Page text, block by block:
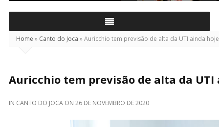
Home » Canto do Joca »Auricchio tem previsão de alta da UTI ainda hoje
Auricchio tem previsão de alta da UTI
IN CANTO DO JOCA ON 26 DE NOVEMBRO DE 2020